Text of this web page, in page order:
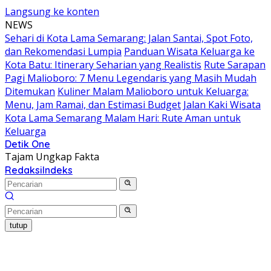
Langsung ke konten
NEWS
Sehari di Kota Lama Semarang: Jalan Santai, Spot Foto,
dan Rekomendasi Lumpia Panduan Wisata Keluarga ke
Kota Batu: Itinerary Seharian yang Realistis Rute Sarapan
Pagi Malioboro: 7 Menu Legendaris yang Masih Mudah
Ditemukan Kuliner Malam Malioboro untuk Keluarga:
Menu, Jam Ramai, dan Estimasi Budget Jalan Kaki Wisata
Kota Lama Semarang Malam Hari: Rute Aman untuk
Keluarga
Detik One
Tajam Ungkap Fakta
RedaksiIndeks
tutup